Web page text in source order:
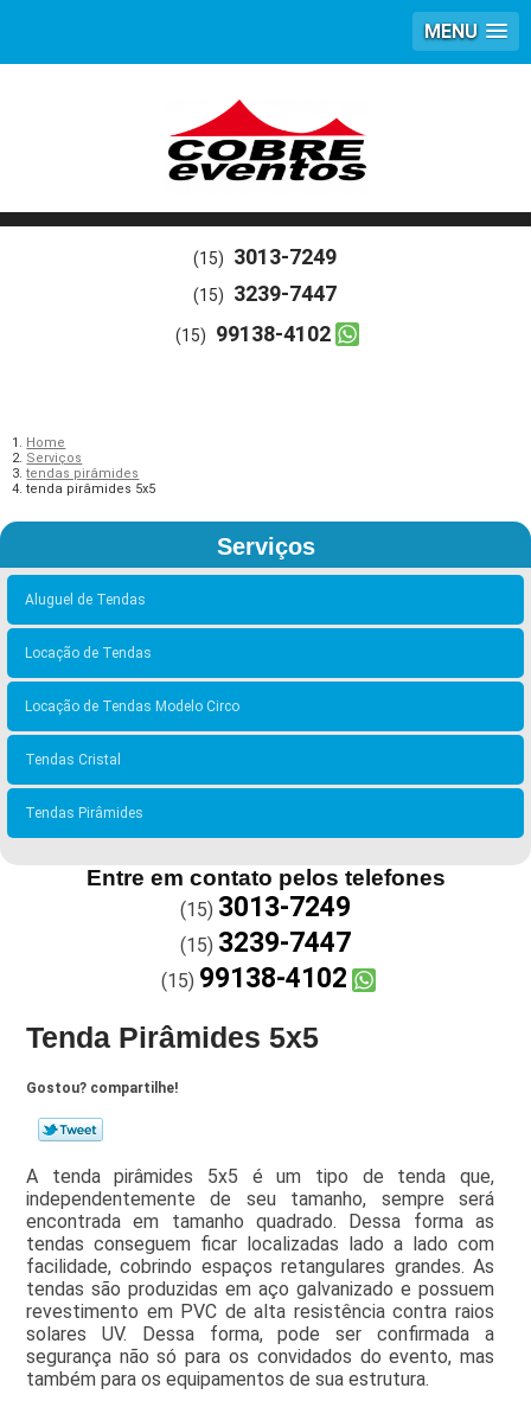
MENU
(15) 3013-7249
(15) 3239-7447
(15) 99138-4102
Home
Serviços
tendas pirâmides
tenda pirâmides 5x5
Serviços
Aluguel de Tendas
Locação de Tendas
Locação de Tendas Modelo Circo
Tendas Cristal
Tendas Pirâmides
Entre em contato pelos telefones
(15) 3013-7249
(15) 3239-7447
(15) 99138-4102
Tenda Pirâmides 5x5
Gostou? compartilhe!
A tenda pirâmides 5x5 é um tipo de tenda que,
independentemente de seu tamanho, sempre será
encontrada em tamanho quadrado. Dessa forma as
tendas conseguem ficar localizadas lado a lado com
facilidade, cobrindo espaços retangulares grandes. As
tendas são produzidas em aço galvanizado e possuem
revestimento em PVC de alta resistência contra raios
solares UV. Dessa forma, pode ser confirmada a
segurança não só para os convidados do evento, mas
também para os equipamentos de sua estrutura.